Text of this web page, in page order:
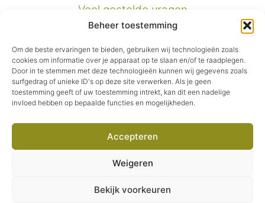
Beheer toestemming
Om de beste ervaringen te bieden, gebruiken wij technologieën zoals
cookies om informatie over je apparaat op te slaan en/of te raadplegen.
Door in te stemmen met deze technologieën kunnen wij gegevens zoals
surfgedrag of unieke ID's op deze site verwerken. Als je geen
toestemming geeft of uw toestemming intrekt, kan dit een nadelige
invloed hebben op bepaalde functies en mogelijkheden.
Accepteren
Weigeren
Bekijk voorkeuren
Veel gestelde vragen
Verzendinformatie
Privacybeleid
Facebook
Instagram
Pinterest
E-mail
Item toegevoegd aan